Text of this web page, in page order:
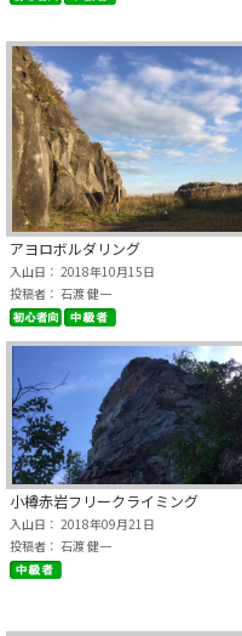
アヨロボルダリング
入山日： 2018年10月15日
投稿者： 石渡 健一
小樽赤岩フリークライミング
入山日： 2018年09月21日
投稿者： 石渡 健一